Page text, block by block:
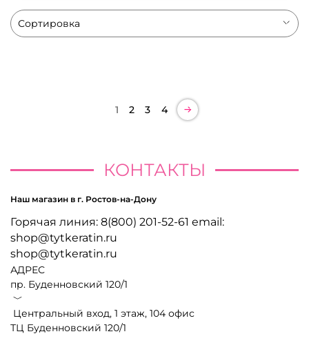
1 2 3 4
КОНТАКТЫ
Наш магазин в г. Ростов-на-Дону
Горячая линия: 8(800) 201-52-61 email:
shop@tytkeratin.ru
shop@tytkeratin.ru
АДРЕС
пр. Буденновский 120/1
﹀
Центральный вход, 1 этаж, 104 офис
ТЦ Буденновский 120/1